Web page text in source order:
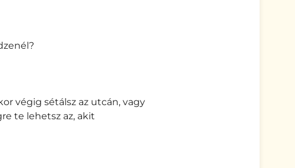
végig sétálsz az utcán, vagy
te lehetsz az, akit